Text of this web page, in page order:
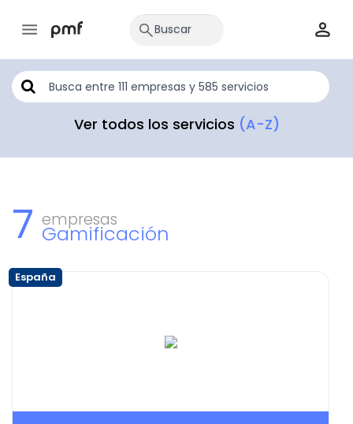
Ver todos los servicios (A-Z)
7 empresas
Gamificación
España